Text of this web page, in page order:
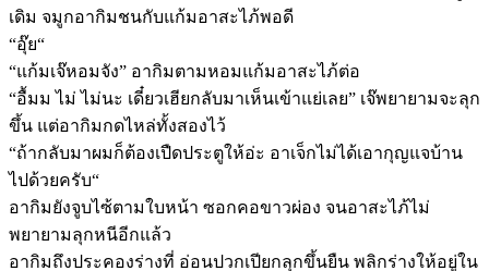
เดิม จมูกอากิมชนกับแก้มอาสะไภ้พอดี
“อุ๊ย“
“แก้มเจ๊หอมจัง” อากิมตามหอมแก้มอาสะไภ้ต่อ
“อื้มม ไม่ ไม่นะ เดี๋ยวเฮียกลับมาเห็นเข้าแย่เลย” เจ๊พยายามจะลุก
ขึ้น แต่อากิมกดไหล่ทั้งสองไว้
“ถ้ากลับมาผมก็ต้องเปืดประตูให้อ่ะ อาเจ็กไม่ได้เอากุญแจบ้าน
ไปด้วยครับ“
อากิมยังจูบไซ้ตามใบหน้า ซอกคอขาวผ่อง จนอาสะไภ้ไม่
พยายามลุกหนีอีกแล้ว
อากิมถึงประคองร่างที่ อ่อนปวกเปียกลุกขึ้นยืน พลิกร่างให้อยู่ใน